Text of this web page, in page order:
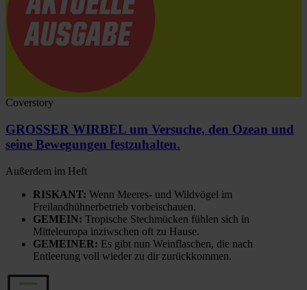
Coverstory
GROSSER WIRBEL um Versuche, den Ozean und
seine Bewegungen festzuhalten.
Außerdem im Heft
RISKANT: Wenn Meeres- und Wildvögel im
Freilandhühnerbetrieb vorbeischauen.
GEMEIN: Tropische Stechmücken fühlen sich in
Mitteleuropa inziwschen oft zu Hause.
GEMEINER: Es gibt nun Weinflaschen, die nach
Entleerung voll wieder zu dir zurückkommen.